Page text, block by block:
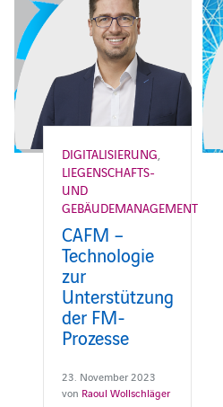
DIGITALISIERUNG
LIEGENSCHAFTS-
UND
GEBÄUDEMANAGEMENT
CAFM –
Technologie
zur
Unterstützung
der FM-
Prozesse
23. November 2023
von Raoul Wollschläger